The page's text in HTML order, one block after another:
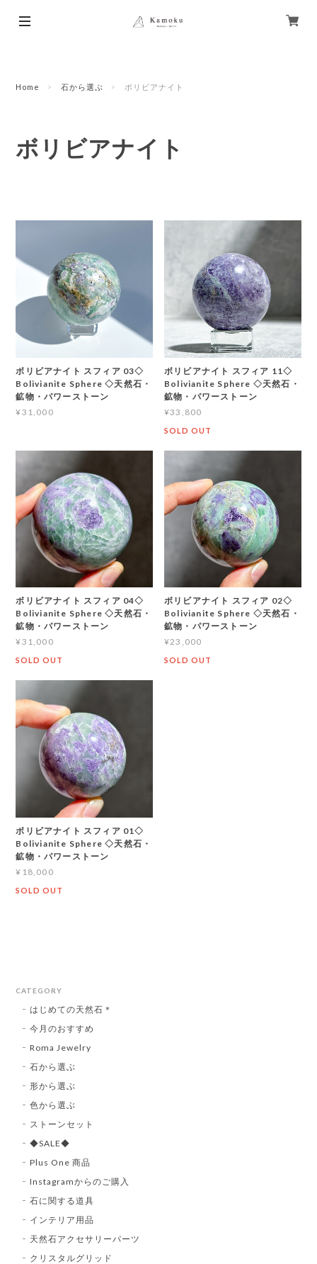
Home 石から選ぶ ボリビアナイト
ボリビアナイト
ボリビアナイト スフィア 03◇
Bolivianite Sphere ◇天然石・
鉱物・パワーストーン
¥31,000
ボリビアナイト スフィア 11◇
Bolivianite Sphere ◇天然石・
鉱物・パワーストーン
¥33,800
SOLD OUT
ボリビアナイト スフィア 04◇
Bolivianite Sphere ◇天然石・
鉱物・パワーストーン
¥31,000
SOLD OUT
ボリビアナイト スフィア 02◇
Bolivianite Sphere ◇天然石・
鉱物・パワーストーン
¥23,000
SOLD OUT
ボリビアナイト スフィア 01◇
Bolivianite Sphere ◇天然石・
鉱物・パワーストーン
¥18,000
SOLD OUT
CATEGORY
はじめての天然石＊
今月のおすすめ
Roma Jewelry
石から選ぶ
形から選ぶ
色から選ぶ
ストーンセット
◆SALE◆
Plus One 商品
Instagramからのご購入
石に関する道具
インテリア用品
天然石アクセサリーパーツ
クリスタルグリッド